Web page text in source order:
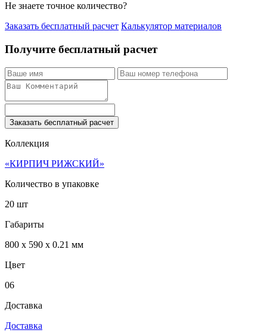
Не знаете точное количество?
Заказать бесплатный расчет Калькулятор материалов
Получите бесплатный расчет
Заказать бесплатный расчет
Коллекция
«КИРПИЧ РИЖСКИЙ»
Количество в упаковке
20 шт
Габариты
800 x 590 x 0.21 мм
Цвет
06
Доставка
Доставка